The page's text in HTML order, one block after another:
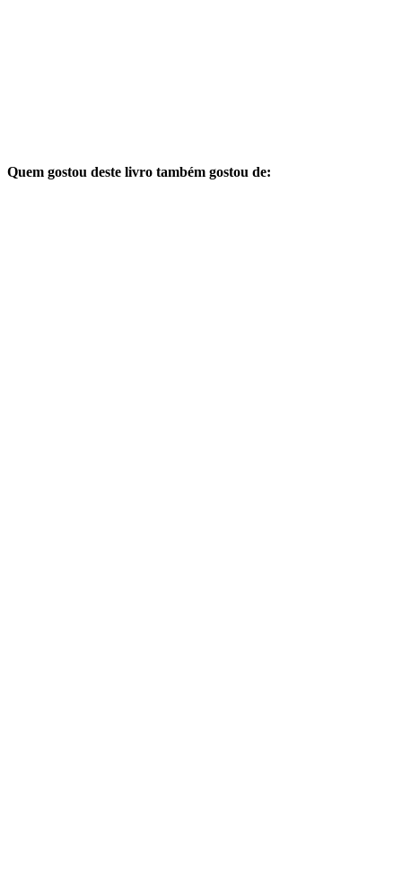
Quem gostou deste livro também gostou de: